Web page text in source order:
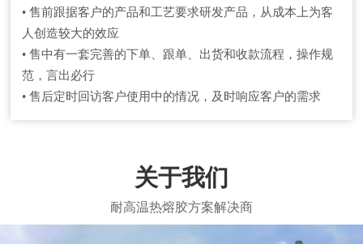
• 售前跟据客户的产品和工艺要求研发产品，从成本上为客
人创造较大的效应
• 售中有一套完善的下单、跟单、出货和收款流程，操作规
范，言出必行
• 售后定时回访客户使用中的情况，及时响应客户的需求
关于我们